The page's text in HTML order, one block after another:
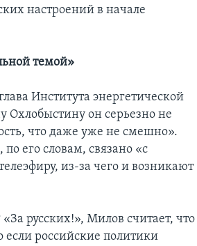
настроений в начале
темой»
Института энергетической
Охлобыстину он серьезно не
что даже уже не смешно».
его словам, связано «с
из-за чего и возникают
русских!», Милов считает, что
если российские политики